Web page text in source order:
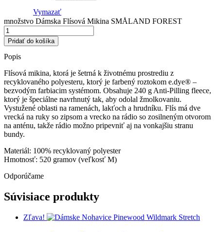
Vymazať
množstvo Dámska Flísová Mikina SMÅLAND FOREST
Pridať do košíka
Popis
Flísová mikina, ktorá je šetrná k životnému prostrediu z
recyklovaného polyesteru, ktorý je farbený roztokom e.dye® –
bezvodým farbiacim systémom. Obsahuje 240 g Anti-Pilling fleece,
ktorý je špeciálne navrhnutý tak, aby odolal žmolkovaniu.
Vystužené oblasti na ramenách, lakťoch a hrudníku. Flís má dve
vrecká na ruky so zipsom a vrecko na rádio so zosilneným otvorom
na anténu, takže rádio možno pripevniť aj na vonkajšiu stranu
bundy.
Materiál: 100% recyklovaný polyester
Hmotnosť: 520 gramov (veľkosť M)
Odporúčame
Súvisiace produkty
Zľava!